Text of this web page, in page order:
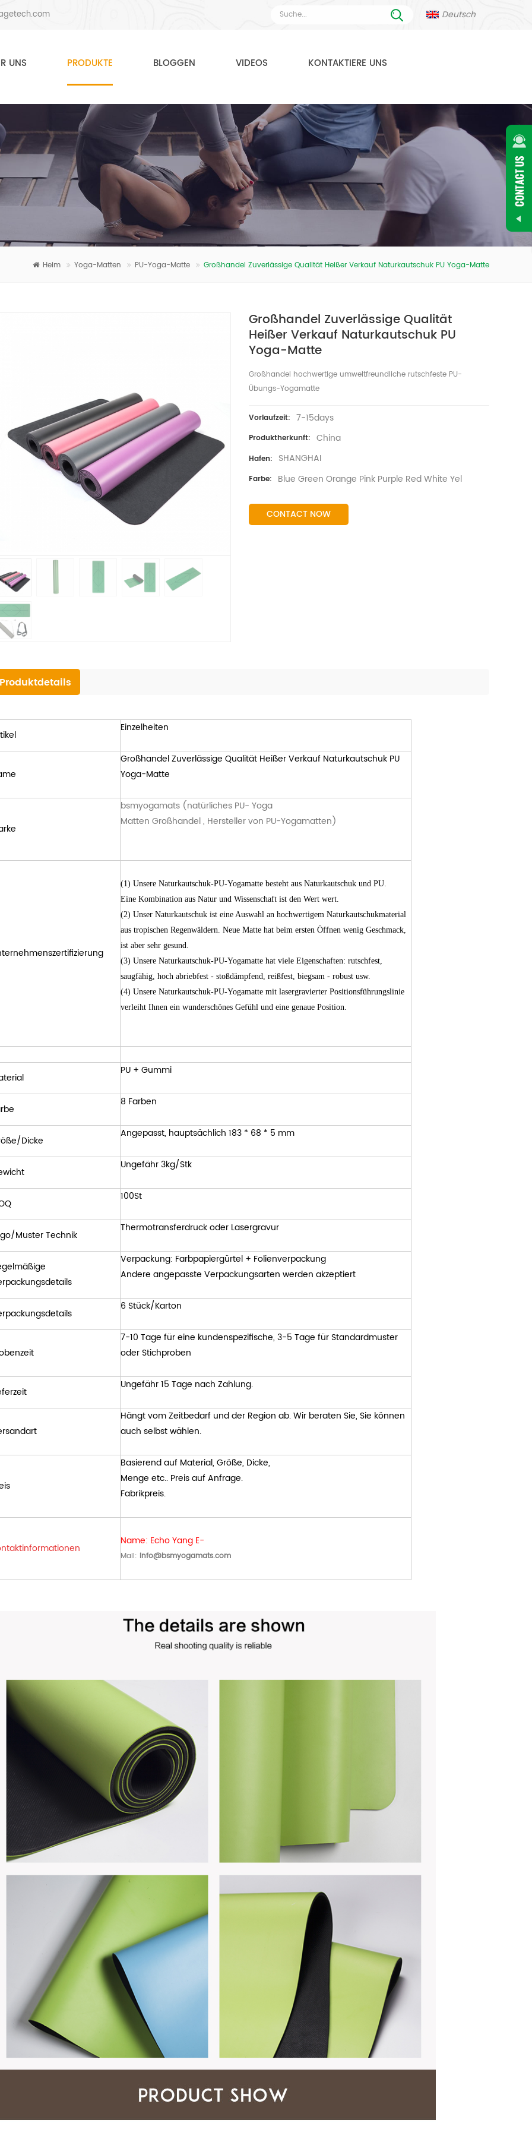
Deutsch
UNS PRODUKTE BLOGGEN VIDEOS KONTAKTIERE UNS
Heim Yoga-Matten PU-Yoga-Matte Großhandel Zuverlässige Qualität Heißer Verkauf Naturkautschuk PU Yoga-Matte
Großhandel Zuverlässige Qualität
Heißer Verkauf Naturkautschuk PU
Yoga-Matte
Großhandel hochwertige umweltfreundliche rutschfeste PU-
Übungs-Yogamatte
Vorlaufzeit: 7-15days
Produktherkunft: China
Hafen: SHANGHAI
Farbe: Blue Green Orange Pink Purple Red White Yel
CONTACT NOW
Produktdetails
Einzelheiten
Großhandel Zuverlässige Qualität Heißer Verkauf Naturkautschuk PU
Yoga-Matte
bsmyogamats (natürliches PU- Yoga
Matten Großhandel, Hersteller von PU-Yogamatten)
(1) Unsere Naturkautschuk-PU-Yogamatte besteht aus Naturkautschuk und PU.
Eine Kombination aus Natur und Wissenschaft ist den Wert wert.
(2) Unser Naturkautschuk ist eine Auswahl an hochwertigem Naturkautschukmaterial
aus tropischen Regenwäldern. Neue Matte hat beim ersten Öffnen wenig Geschmack,
ist aber sehr gesund.
(3) Unsere Naturkautschuk-PU-Yogamatte hat viele Eigenschaften: rutschfest,
saugfähig, hoch abriebfest - stoßdämpfend, reißfest, biegsam - robust usw.
(4) Unsere Naturkautschuk-PU-Yogamatte mit lasergravierter Positionsführungslinie
verleiht Ihnen ein wunderschönes Gefühl und eine genaue Position.
PU + Gummi
8 Farben
Dicke
Angepasst, hauptsächlich 183 * 68 * 5 mm
Ungefähr 3kg/Stk
100St
Muster Technik
Thermotransferdruck oder Lasergravur
Verpackung: Farbpapiergürtel + Folienverpackung
Andere angepasste Verpackungsarten werden akzeptiert
6 Stück/Karton
7-10 Tage für eine kundenspezifische, 3-5 Tage für Standardmuster
oder Stichproben
Ungefähr 15 Tage nach Zahlung.
Hängt vom Zeitbedarf und der Region ab. Wir beraten Sie, Sie können
auch selbst wählen.
Basierend auf Material, Größe, Dicke,
Menge etc.. Preis auf Anfrage.
Fabrikpreis.
Name: Echo Yang E-
Mail: info@bsmyogamats.com